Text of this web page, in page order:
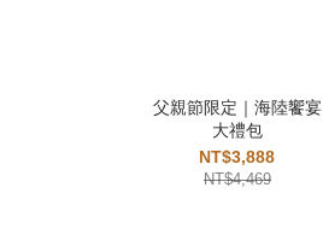
父親節限定｜海陸饗宴
大禮包
NT$3,888
NT$4,469